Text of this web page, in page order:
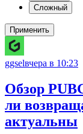
Сложный
Применить
ggselвчера в 10:23
Обзор
ли
актуальны